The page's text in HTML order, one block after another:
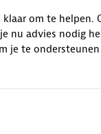
om te helpen.
nu advies nodig
je te